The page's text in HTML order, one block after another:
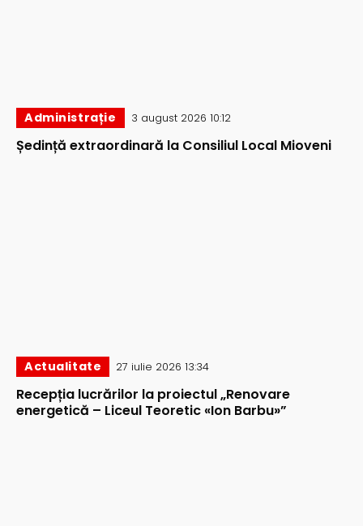
Administrație 3 august 2026 10:12
Ședință extraordinară la Consiliul Local Mioveni
Actualitate 27 iulie 2026 13:34
Recepția lucrărilor la proiectul „Renovare
energetică – Liceul Teoretic «Ion Barbu»”